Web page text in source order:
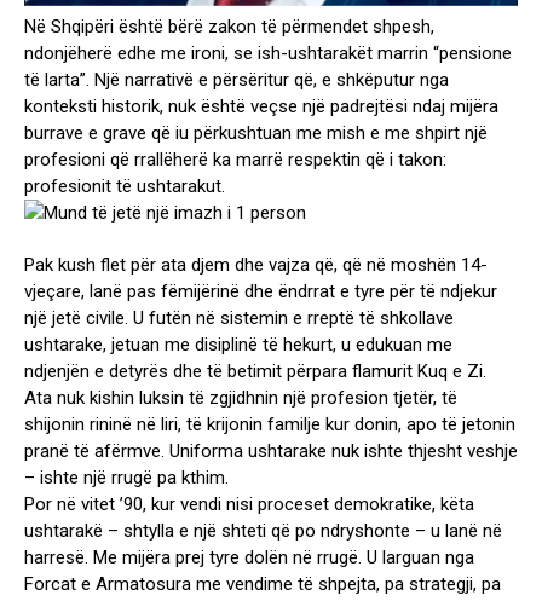
Në Shqipëri është bërë zakon të përmendet shpesh,
ndonjëherë edhe me ironi, se ish-ushtarakët marrin “pensione
të larta”. Një narrativë e përsëritur që, e shkëputur nga
konteksti historik, nuk është veçse një padrejtësi ndaj mijëra
burrave e grave që iu përkushtuan me mish e me shpirt një
profesioni që rrallëherë ka marrë respektin që i takon:
profesionit të ushtarakut.
Pak kush flet për ata djem dhe vajza që, që në moshën 14-
vjeçare, lanë pas fëmijërinë dhe ëndrrat e tyre për të ndjekur
një jetë civile. U futën në sistemin e rreptë të shkollave
ushtarake, jetuan me disiplinë të hekurt, u edukuan me
ndjenjën e detyrës dhe të betimit përpara flamurit Kuq e Zi.
Ata nuk kishin luksin të zgjidhnin një profesion tjetër, të
shijonin rininë në liri, të krijonin familje kur donin, apo të jetonin
pranë të afërmve. Uniforma ushtarake nuk ishte thjesht veshje
– ishte një rrugë pa kthim.
Por në vitet ’90, kur vendi nisi proceset demokratike, këta
ushtarakë – shtylla e një shteti që po ndryshonte – u lanë në
harresë. Me mijëra prej tyre dolën në rrugë. U larguan nga
Forcat e Armatosura me vendime të shpejta, pa strategji, pa